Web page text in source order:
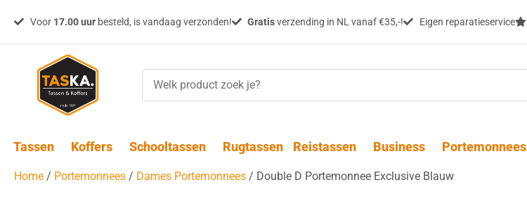
Voor 17.00 uurbesteld, is vandaag verzonden! Gratisverzending in NL vanaf €35,-! Eigen reparatieservice
Tassen Koffers Schooltassen Rugtassen Reistassen Business Portemonnees
Home / Portemonnees / Dames Portemonnees / Double D Portemonnee Exclusive Blauw